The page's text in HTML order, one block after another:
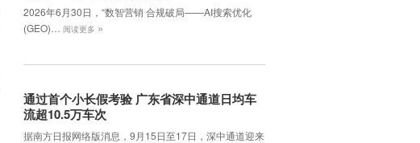
2026年6月30日，‌“数智营销 合规破局——AI搜索优化
(GEO)…
阅读更多 »
通过首个小长假考验 广东省深中通道日均车
流超10.5万车次
据南方日报网络版消息，9月15日至17日，深中通道迎来